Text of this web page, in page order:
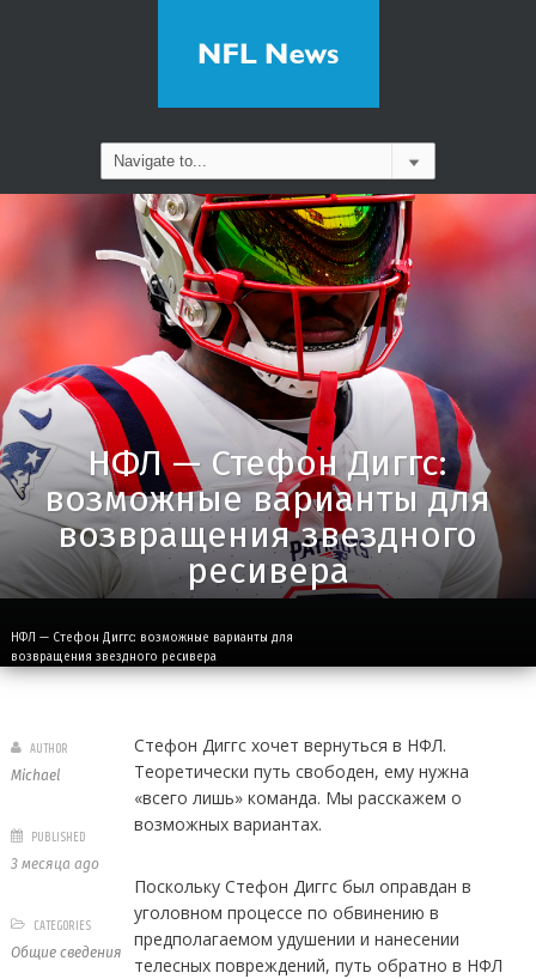
НФЛ — Стефон Диггс:
возможные варианты для
возвращения звездного
ресивера
НФЛ — Стефон Диггс: возможные варианты для
возвращения звездного ресивера
Стефон Диггс хочет вернуться в НФЛ.
Теоретически путь свободен, ему нужна
«всего лишь» команда. Мы расскажем о
возможных вариантах.
Поскольку Стефон Диггс был оправдан в
уголовном процессе по обвинению в
предполагаемом удушении и нанесении
телесных повреждений, путь обратно в НФЛ
AUTHOR
Michael
PUBLISHED
3 месяца ago
CATEGORIES
Общие сведения